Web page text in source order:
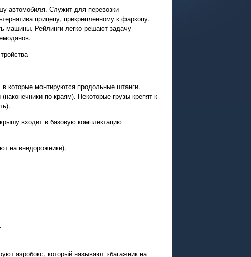
автомобиля. Служит для перевозки
прицепу, прикрепленному к фаркопу.
машины. Рейлинги легко решают задачу
которые монтируются продольные штанги.
по краям). Некоторые грузы крепят к
входит в базовую комплектацию
на внедорожники).
аэробокс, который называют «багажник на